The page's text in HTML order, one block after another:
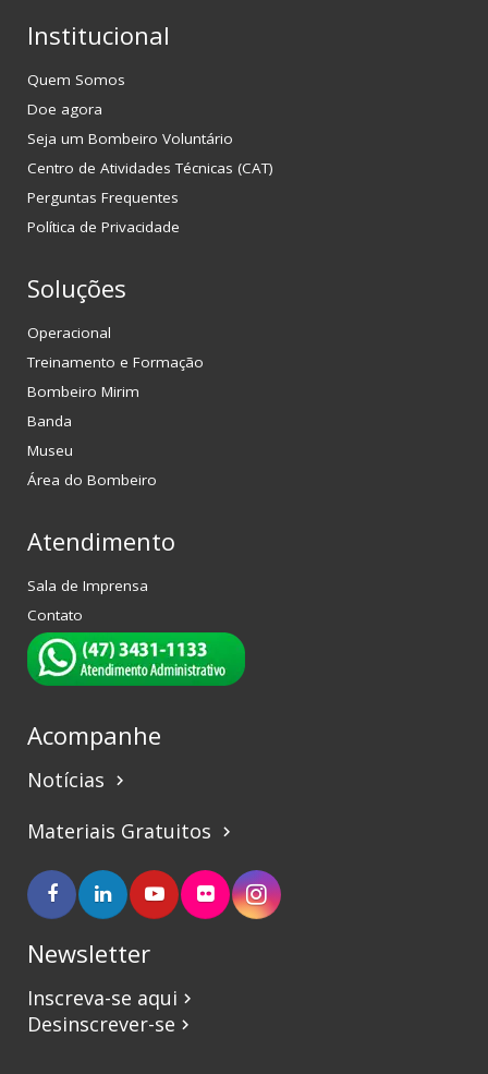
Institucional
Quem Somos
Doe agora
Seja um Bombeiro Voluntário
Centro de Atividades Técnicas (CAT)
Perguntas Frequentes
Política de Privacidade
Soluções
Operacional
Treinamento e Formação
Bombeiro Mirim
Banda
Museu
Área do Bombeiro
Atendimento
Sala de Imprensa
Contato
Acompanhe
Notícias keyboard_arrow_right
Materiais Gratuitos keyboard_arrow_right
Newsletter
Inscreva-se aqui keyboard_arrow_right
Desinscrever-se keyboard_arrow_right